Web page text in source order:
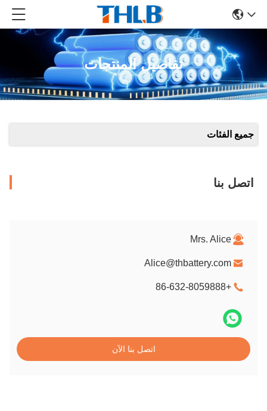
تفاصيل المنتجات
جميع الفئات
اتصل بنا
Mrs. Alice
Alice@thbattery.com
+86-632-8059888
اتصل بنا الآن